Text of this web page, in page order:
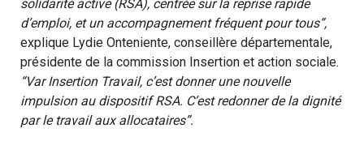
solidarité active (RSA), centrée sur la reprise rapide
d’emploi, et un accompagnement fréquent pour tous”,
explique Lydie Onteniente, conseillère départementale,
présidente de la commission Insertion et action sociale.
“Var Insertion Travail, c’est donner une nouvelle
impulsion au dispositif RSA. C’est redonner de la dignité
par le travail aux allocataires”.